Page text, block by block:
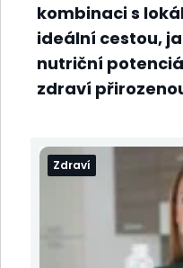
kombinaci s
ideální cestou,
nutriční
zdraví
Zdraví